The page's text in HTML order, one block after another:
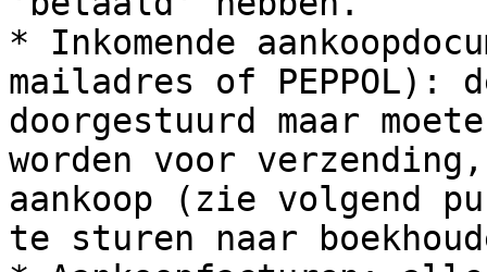
* Inkomende
mailadres of PEPPOL):
doorgestuurd maar
worden voor
aankoop (zie volgend
te sturen naar